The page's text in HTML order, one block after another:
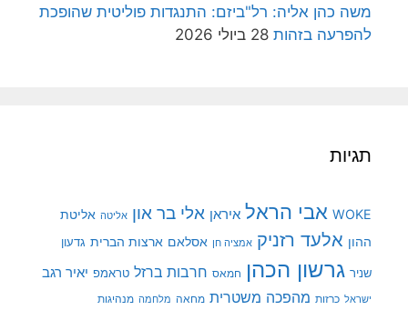
משה כהן אליה: רל"ביזם: התנגדות פוליטית שהופכת
להפרעה בזהות 28 ביולי 2026
תגיות
WOKE אבי הראל איראן אלי בר און אליטה אליטת
ההון אלעד רזניק אמציה חן אסלאם ארצות הברית גדעון
שניר גרשון הכהן חמאס חרבות ברזל טראמפ יאיר רגב
ישראל כרזות מהפכה משטרית מחאה מלחמה מנהיגות